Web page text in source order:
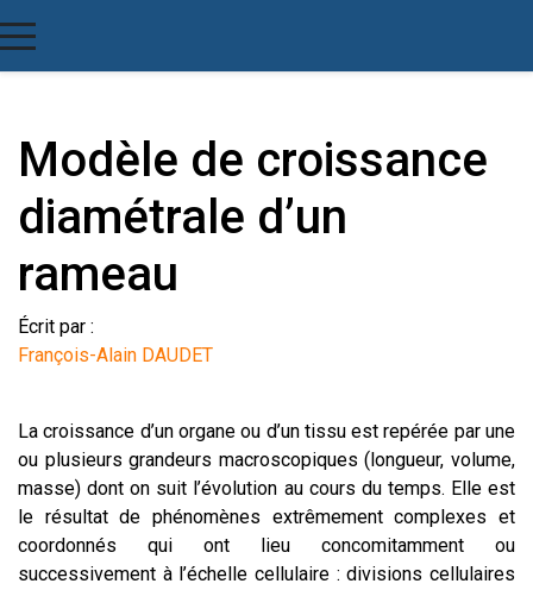
Modèle de croissance
diamétrale d’un
rameau
Écrit par :
François-Alain DAUDET
La croissance d’un organe ou d’un tissu est repérée par une
ou plusieurs grandeurs macroscopiques (longueur, volume,
masse) dont on suit l’évolution au cours du temps. Elle est
le résultat de phénomènes extrêmement complexes et
coordonnés qui ont lieu concomitamment ou
successivement à l’échelle cellulaire : divisions cellulaires